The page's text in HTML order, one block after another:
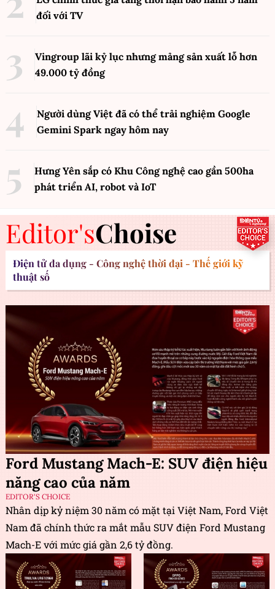
đối với TV
Vingroup lãi kỷ lục nhưng mảng sản xuất lỗ hơn
49.000 tỷ đồng
Người dùng Việt đã có thể trải nghiệm Google
Gemini Spark ngay hôm nay
Hưng Yên sắp có Khu Công nghệ cao gần 500ha
phát triển AI, robot và IoT
Editor'sChoise
Điện tử đa dụng - Công nghệ thời đại - Thế giới kỹ
thuật số
Ford Mustang Mach-E: SUV điện hiệu
năng cao của năm
EDITOR'S CHOICE
Nhân dịp kỷ niệm 30 năm có mặt tại Việt Nam, Ford Việt
Nam đã chính thức ra mắt mẫu SUV điện Ford Mustang
Mach-E với mức giá gần 2,6 tỷ đồng.